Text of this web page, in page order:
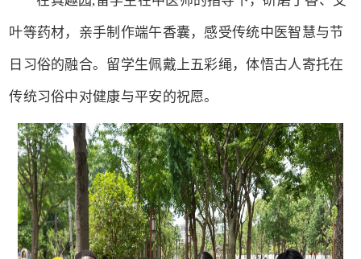
叶等药材，亲手制作端午香囊，感受传统中医智慧与节
日习俗的融合。留学生佩戴上五彩绳，体悟古人寄托在
传统习俗中对健康与平安的祝愿。